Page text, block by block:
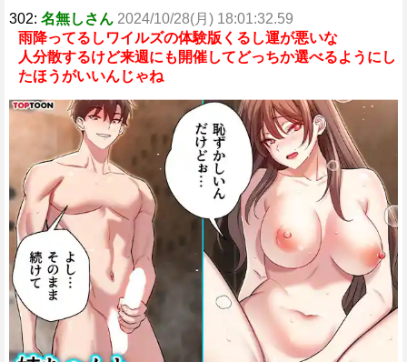
302: 名無しさん 2024/10/28(月) 18:01:32.59
雨降ってるしワイルズの体験版くるし運が悪いな
人分散するけど来週にも開催してどっちか選べるようにし
たほうがいいんじゃね